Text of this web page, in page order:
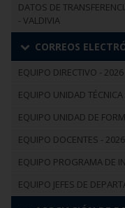
DATOS DE
- VALDIVIA
CORREOS
EQUIPO DIRECTIVO - 2026
EQUIPO UNIDAD
EQUIPO UNIDAD DE
EQUIPO DOCENTES - 2026
EQUIPO PROGRAMA DE
EQUIPO JEFES DE